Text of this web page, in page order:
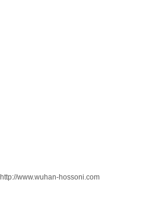
http://www.wuhan-hossoni.com